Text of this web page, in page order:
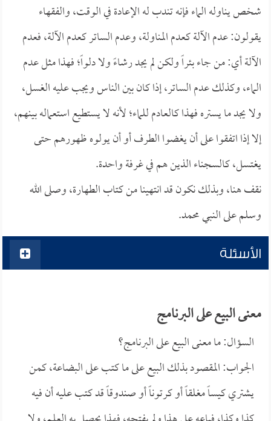
شخص يناوله الماء فإنه تندب له الإعادة في الوقت، والفقهاء
يقولون: عدم الآلة كعدم المناولة، وعدم الساتر كعدم الآلة، فعدم
الآلة أي: من جاء بئراً ولكن لم يجد رشاءً ولا دلواً؛ فهذا مثل عدم
الماء، وكذلك عدم الساتر، إذا كان بين الناس ويجب عليه الغسل،
ولا يجد ما يستره فهذا كالعادم للماء؛ لأنه لا يستطيع استعماله بينهم،
إلا إذا اتفقوا على أن يغضوا الطرف أو أن يولوه ظهورهم حتى
يغتسل، كالسجناء الذين هم في غرفة واحدة.
نقف هنا، وبذلك نكون قد انتهينا من كتاب الطهارة، وصلى الله
وسلم على النبي محمد.
الأسئلة
معنى البيع على البرنامج
السؤال: ما معنى البيع على البرنامج؟
الجواب: المقصود بذلك البيع على ما كتب على البضاعة، كمن
يشتري كيساً مغلقاً أو كرتوناً أو صندوقاً قد كتب عليه أن فيه